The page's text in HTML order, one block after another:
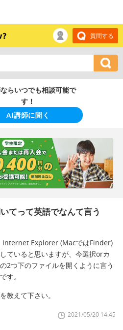
質問する
らいつでも相談可能で
す！
AI講師に聞く
てって英語でなんて言う
Internet Explorer (MacではFinder)
ていると思いますが、今選択orカ
2つ下のファイルを開くように言う
す。
教えて下さい。
2021/05/20 14:45